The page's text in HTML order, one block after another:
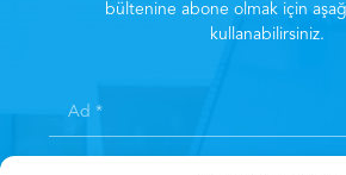
bültenine abone olmak için
kullanabilirsiniz.